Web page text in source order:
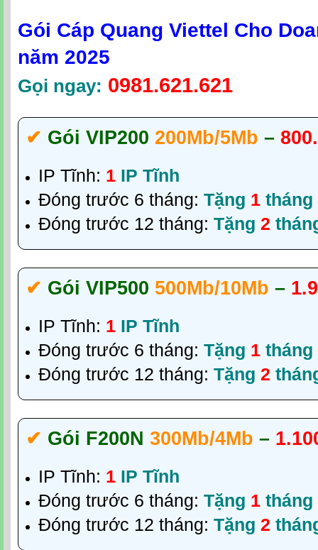
Gói Cáp Quang Viettel Cho
năm 2025
Gọi ngay: 0981.621.621
✔‎ Gói VIP200 200Mb/5Mb –
IP Tĩnh: 1 IP Tĩnh
Đóng trước 6 tháng: Tặng 1 tháng
Đóng trước 12 tháng: Tặng 2
✔‎ Gói VIP500 500Mb/10Mb –
IP Tĩnh: 1 IP Tĩnh
Đóng trước 6 tháng: Tặng 1 tháng
Đóng trước 12 tháng: Tặng 2
✔‎ Gói F200N 300Mb/4Mb –
IP Tĩnh: 1 IP Tĩnh
Đóng trước 6 tháng: Tặng 1 tháng
Đóng trước 12 tháng: Tặng 2